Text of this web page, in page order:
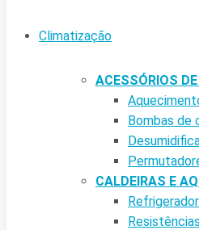
Climatização
ACESSÓRIOS
Bombas de
CALDEIRAS E
Resistências